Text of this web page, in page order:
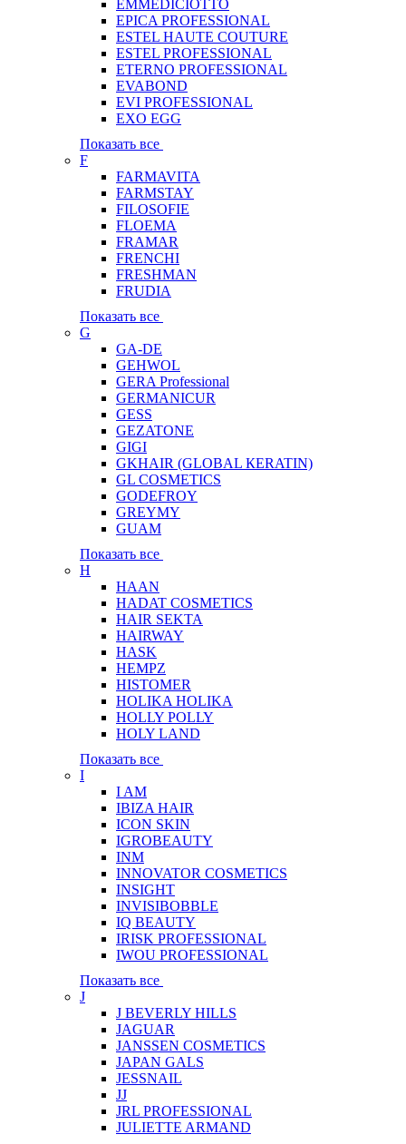
EMMEDICIOTTO
EPICA PROFESSIONAL
ESTEL HAUTE COUTURE
ESTEL PROFESSIONAL
ETERNO PROFESSIONAL
EVABOND
EVI PROFESSIONAL
EXO EGG
Показать все
F
FARMAVITA
FARMSTAY
FILOSOFIE
FLOEMA
FRAMAR
FRENCHI
FRESHMAN
FRUDIA
Показать все
G
GA-DE
GEHWOL
GERA Professional
GERMANICUR
GESS
GEZATONE
GIGI
GKHAIR (GLOBAL КЕRATIN)
GL COSMETICS
GODEFROY
GREYMY
GUAM
Показать все
H
HAAN
HADAT COSMETICS
HAIR SEKTA
HAIRWAY
HASK
HEMPZ
HISTOMER
HOLIKA HOLIKA
HOLLY POLLY
HOLY LAND
Показать все
I
I AM
IBIZA HAIR
ICON SKIN
IGROBEAUTY
INM
INNOVATOR COSMETICS
INSIGHT
INVISIBOBBLE
IQ BEAUTY
IRISK PROFESSIONAL
IWOU PROFESSIONAL
Показать все
J
J BEVERLY HILLS
JAGUAR
JANSSEN COSMETICS
JAPAN GALS
JESSNAIL
JJ
JRL PROFESSIONAL
JULIETTE ARMAND